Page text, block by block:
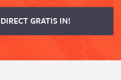
GRATIS IN!